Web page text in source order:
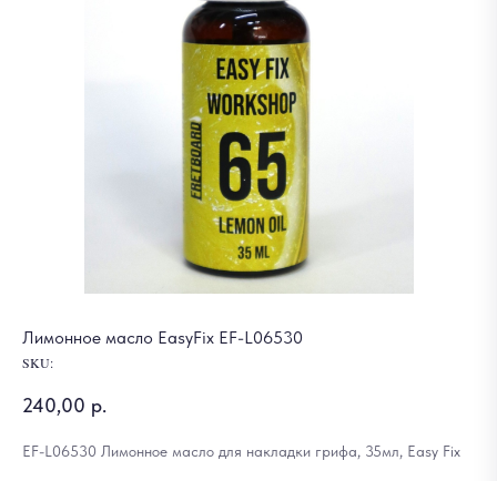
Лимонное масло EasyFix EF-L06530
SKU:
240,00 р.
EF-L06530 Лимонное масло для накладки грифа, 35мл, Easy Fix